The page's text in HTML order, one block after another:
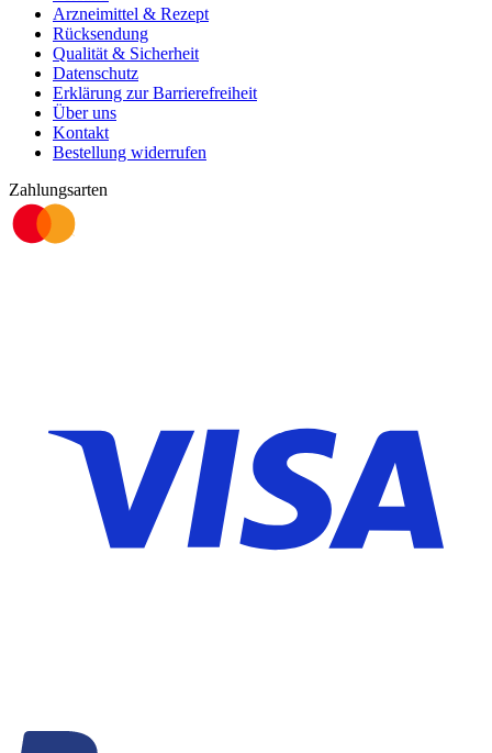
Arzneimittel & Rezept
Rücksendung
Qualität & Sicherheit
Datenschutz
Erklärung zur Barrierefreiheit
Über uns
Kontakt
Bestellung widerrufen
Zahlungsarten